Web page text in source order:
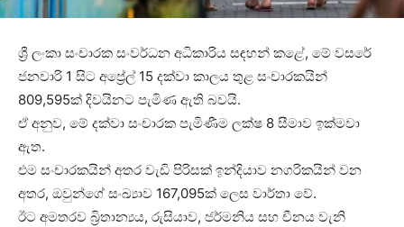
ශ්‍රී ලංකා සංචාරක සංවර්ධන අධිකාරිය සඳහන් කළේ, මේ වසරේ
ජනවාරි 1 සිට අප්‍රේල් 15 දක්වා කාලය තුළ සංචාරකයින්
809,595ක් දිවයිනට පැමිණ ඇති බවයි.
ඒ අනුව, මේ දක්වා සංචාරක පැමිණීම ලක්ෂ 8 සීමාව ඉක්මවා
ඇත.
එම සංචාරකයින් අතර වැඩි පිරිසක් ඉන්දියාව නගරිකයින් වන
අතර, ඔවුන්ගේ සංඛ්‍යාව 167,095ක් ලෙස වාර්තා වේ.
ඊට අමතරව බ්‍රිතාන්‍යය, රුසියාව, ජර්මනිය සහ චීනය වැනි